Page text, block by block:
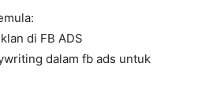
di FB ADS
dalam fb ads untuk